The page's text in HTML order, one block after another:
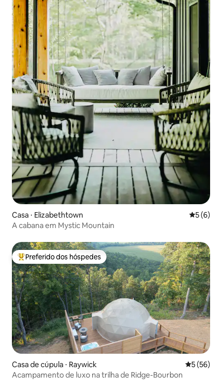
Casa ⋅ Elizabethtown 5 de
5 (6)
A cabana em Mystic Mountain
Entre os melhores preferidos dos hóspedes
Preferido dos hóspedes
Casa de cúpula ⋅ Raywick 5 de uma
5 (56)
Acampamento de luxo na trilha de Ridge-Bourbon